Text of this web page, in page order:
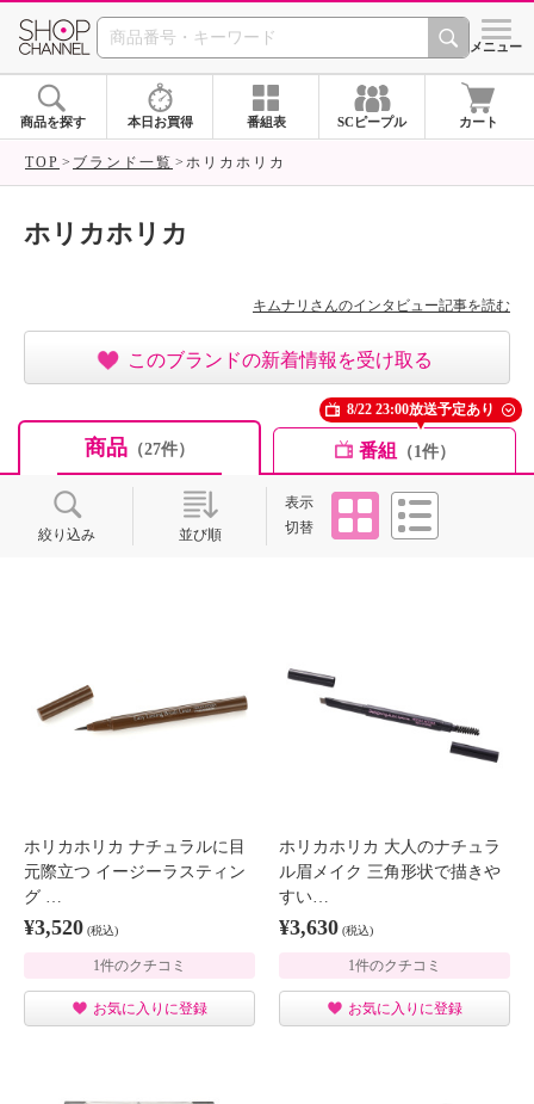
SHOP CHANNEL ショッ
メニュー
商品を探す 本日お買得 番組表 SCピープル カート
TOP ブランド一覧 ホリカホリカ
ホリカホリカ
キムナリさんのインタビュー記事を読む
このブランドの新着情報を受け取る
商品 （27件） 番組 （1件）
8/22 23:00放送予定あり
絞り込み 並び順
表示
切替
タイル
ホリカホリカ ナチュラルに目
元際立つ イージーラスティン
グ …
¥3,520 (税込)
1件のクチコミ
お気に入りに登録
ホリカホリカ 大人のナチュラ
ル眉メイク 三角形状で描きや
すい…
¥3,630 (税込)
1件のクチコミ
お気に入りに登録